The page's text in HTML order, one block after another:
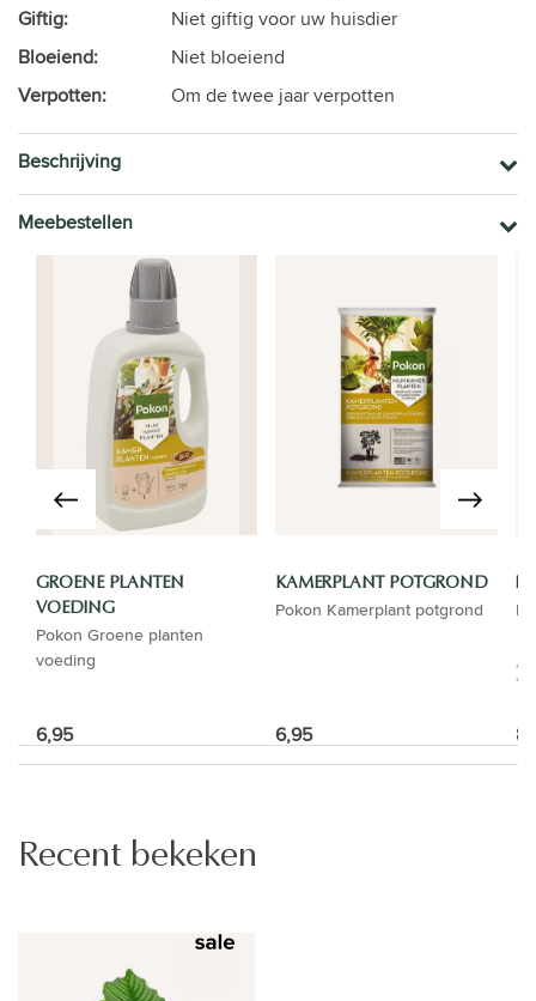
Giftig:
Niet giftig voor uw huisdier
Bloeiend:
Niet bloeiend
Verpotten:
Om de twee jaar verpotten
Beschrijving
Meebestellen
GROENE PLANTEN
VOEDING
Pokon Groene planten
voeding
6,95
KAMERPLANT POTGROND
Pokon Kamerplant potgrond
6,95
Recent bekeken